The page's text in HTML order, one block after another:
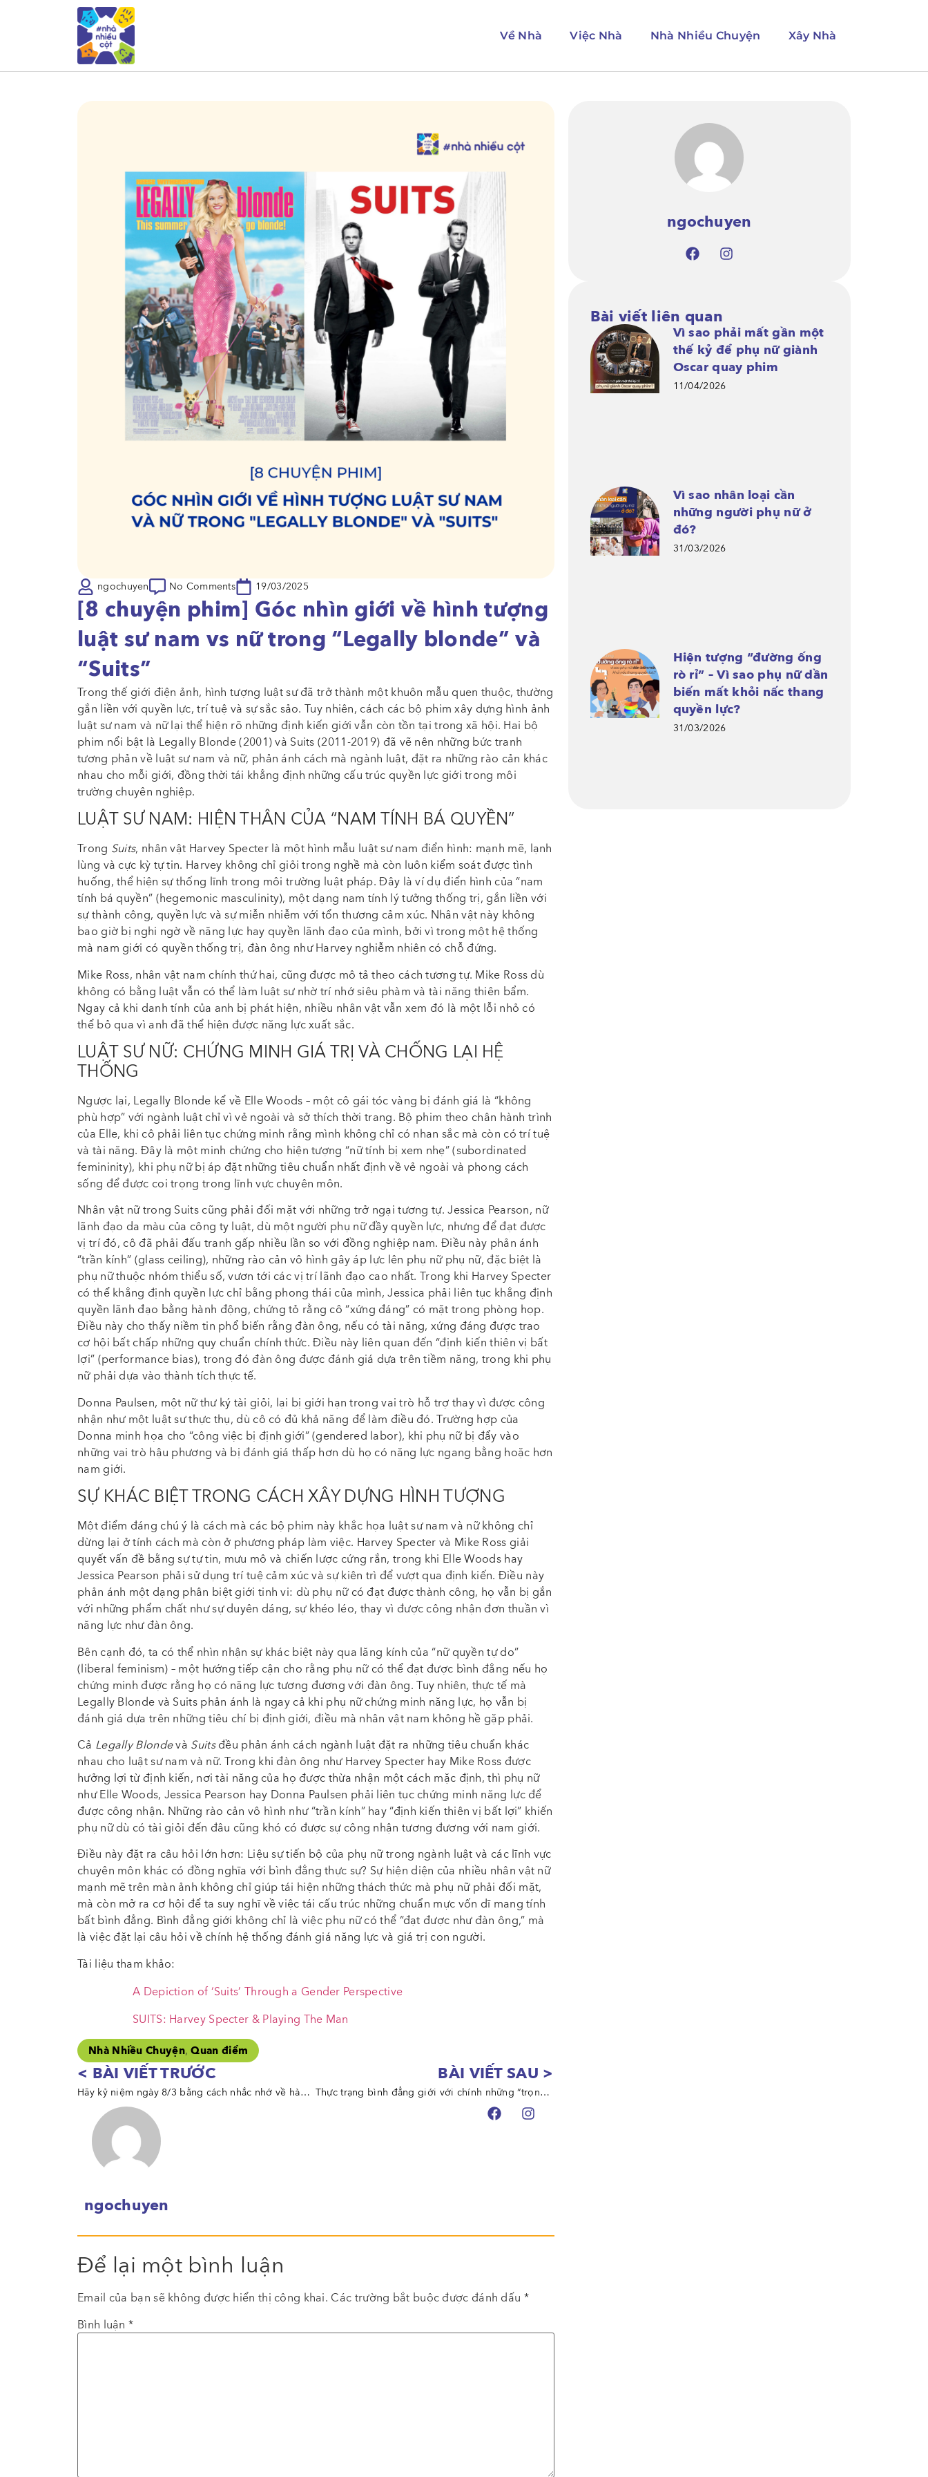
Về Nhà Việc Nhà Nhà Nhiều Chuyện Xây Nhà
ngochuyen No Comments 19/03/2025
[8 chuyện phim] Góc nhìn giới về hình tượng
luật sư nam vs nữ trong “Legally blonde” và
“Suits”
Trong thế giới điện ảnh, hình tượng luật sư đã trở thành một khuôn mẫu quen thuộc, thường
gắn liền với quyền lực, trí tuệ và sự sắc sảo. Tuy nhiên, cách các bộ phim xây dựng hình ảnh
luật sư nam và nữ lại thể hiện rõ những định kiến giới vẫn còn tồn tại trong xã hội. Hai bộ
phim nổi bật là Legally Blonde (2001) và Suits (2011-2019) đã vẽ nên những bức tranh
tương phản về luật sư nam và nữ, phản ánh cách mà ngành luật, đặt ra những rào cản khác
nhau cho mỗi giới, đồng thời tái khẳng định những cấu trúc quyền lực giới trong môi
trường chuyên nghiệp.
LUẬT SƯ NAM: HIỆN THÂN CỦA “NAM TÍNH BÁ QUYỀN”
Trong Suits, nhân vật Harvey Specter là một hình mẫu luật sư nam điển hình: mạnh mẽ, lạnh
lùng và cực kỳ tự tin. Harvey không chỉ giỏi trong nghề mà còn luôn kiểm soát được tình
huống, thể hiện sự thống lĩnh trong môi trường luật pháp. Đây là ví dụ điển hình của “nam
tính bá quyền” (hegemonic masculinity), một dạng nam tính lý tưởng thống trị, gắn liền với
sự thành công, quyền lực và sự miễn nhiễm với tổn thương cảm xúc. Nhân vật này không
bao giờ bị nghi ngờ về năng lực hay quyền lãnh đạo của mình, bởi vì trong một hệ thống
mà nam giới có quyền thống trị, đàn ông như Harvey nghiễm nhiên có chỗ đứng.
Mike Ross, nhân vật nam chính thứ hai, cũng được mô tả theo cách tương tự. Mike Ross dù
không có bằng luật vẫn có thể làm luật sư nhờ trí nhớ siêu phàm và tài năng thiên bẩm.
Ngay cả khi danh tính của anh bị phát hiện, nhiều nhân vật vẫn xem đó là một lỗi nhỏ có
thể bỏ qua vì anh đã thể hiện được năng lực xuất sắc.
LUẬT SƯ NỮ: CHỨNG MINH GIÁ TRỊ VÀ CHỐNG LẠI HỆ
THỐNG
Ngược lại, Legally Blonde kể về Elle Woods – một cô gái tóc vàng bị đánh giá là “không
phù hợp” với ngành luật chỉ vì vẻ ngoài và sở thích thời trang. Bộ phim theo chân hành trình
của Elle, khi cô phải liên tục chứng minh rằng mình không chỉ có nhan sắc mà còn có trí tuệ
và tài năng. Đây là một minh chứng cho hiện tượng “nữ tính bị xem nhẹ” (subordinated
femininity), khi phụ nữ bị áp đặt những tiêu chuẩn nhất định về vẻ ngoài và phong cách
sống để được coi trọng trong lĩnh vực chuyên môn.
Nhân vật nữ trong Suits cũng phải đối mặt với những trở ngại tương tự. Jessica Pearson, nữ
lãnh đạo da màu của công ty luật, dù một người phụ nữ đầy quyền lực, nhưng để đạt được
vị trí đó, cô đã phải đấu tranh gấp nhiều lần so với đồng nghiệp nam. Điều này phản ánh
“trần kính” (glass ceiling), những rào cản vô hình gây áp lực lên phụ nữ phụ nữ, đặc biệt là
phụ nữ thuộc nhóm thiểu số, vươn tới các vị trí lãnh đạo cao nhất. Trong khi Harvey Specter
có thể khẳng định quyền lực chỉ bằng phong thái của mình, Jessica phải liên tục khẳng định
quyền lãnh đạo bằng hành động, chứng tỏ rằng cô “xứng đáng” có mặt trong phòng họp.
Điều này cho thấy niềm tin phổ biến rằng đàn ông, nếu có tài năng, xứng đáng được trao
cơ hội bất chấp những quy chuẩn chính thức. Điều này liên quan đến “định kiến thiên vị bất
lợi” (performance bias), trong đó đàn ông được đánh giá dựa trên tiềm năng, trong khi phụ
nữ phải dựa vào thành tích thực tế.
Donna Paulsen, một nữ thư ký tài giỏi, lại bị giới hạn trong vai trò hỗ trợ thay vì được công
nhận như một luật sư thực thụ, dù cô có đủ khả năng để làm điều đó. Trường hợp của
Donna minh họa cho “công việc bị định giới” (gendered labor), khi phụ nữ bị đẩy vào
những vai trò hậu phương và bị đánh giá thấp hơn dù họ có năng lực ngang bằng hoặc hơn
nam giới.
SỰ KHÁC BIỆT TRONG CÁCH XÂY DỰNG HÌNH TƯỢNG
Một điểm đáng chú ý là cách mà các bộ phim này khắc họa luật sư nam và nữ không chỉ
dừng lại ở tính cách mà còn ở phương pháp làm việc. Harvey Specter và Mike Ross giải
quyết vấn đề bằng sự tự tin, mưu mô và chiến lược cứng rắn, trong khi Elle Woods hay
Jessica Pearson phải sử dụng trí tuệ cảm xúc và sự kiên trì để vượt qua định kiến. Điều này
phản ánh một dạng phân biệt giới tinh vi: dù phụ nữ có đạt được thành công, họ vẫn bị gắn
với những phẩm chất như sự duyên dáng, sự khéo léo, thay vì được công nhận đơn thuần vì
năng lực như đàn ông.
Bên cạnh đó, ta có thể nhìn nhận sự khác biệt này qua lăng kính của “nữ quyền tự do”
(liberal feminism) – một hướng tiếp cận cho rằng phụ nữ có thể đạt được bình đẳng nếu họ
chứng minh được rằng họ có năng lực tương đương với đàn ông. Tuy nhiên, thực tế mà
Legally Blonde và Suits phản ánh là ngay cả khi phụ nữ chứng minh năng lực, họ vẫn bị
đánh giá dựa trên những tiêu chí bị định giới, điều mà nhân vật nam không hề gặp phải.
Cả Legally Blondevà Suitsđều phản ánh cách ngành luật đặt ra những tiêu chuẩn khác
nhau cho luật sư nam và nữ. Trong khi đàn ông như Harvey Specter hay Mike Ross được
hưởng lợi từ định kiến, nơi tài năng của họ được thừa nhận một cách mặc định, thì phụ nữ
như Elle Woods, Jessica Pearson hay Donna Paulsen phải liên tục chứng minh năng lực để
được công nhận. Những rào cản vô hình như “trần kính” hay “định kiến thiên vị bất lợi” khiến
phụ nữ dù có tài giỏi đến đâu cũng khó có được sự công nhận tương đương với nam giới.
Điều này đặt ra câu hỏi lớn hơn: Liệu sự tiến bộ của phụ nữ trong ngành luật và các lĩnh vực
chuyên môn khác có đồng nghĩa với bình đẳng thực sự? Sự hiện diện của nhiều nhân vật nữ
mạnh mẽ trên màn ảnh không chỉ giúp tái hiện những thách thức mà phụ nữ phải đối mặt,
mà còn mở ra cơ hội để ta suy nghĩ về việc tái cấu trúc những chuẩn mực vốn dĩ mang tính
bất bình đẳng. Bình đẳng giới không chỉ là việc phụ nữ có thể “đạt được như đàn ông,” mà
là việc đặt lại câu hỏi về chính hệ thống đánh giá năng lực và giá trị con người.
Tài liệu tham khảo:
A Depiction of ‘Suits’ Through a Gender Perspective
SUITS: Harvey Specter & Playing The Man
Nhà Nhiều Chuyện, Quan điểm
< BÀI VIẾT TRƯỚC
Hãy kỷ niệm ngày 8/3 bằng cách nhắc nhớ về hành trình đấu tranh cho bình đẳng đã qua và chưa bao giờ kết thúc
BÀI VIẾT SAU >
Thực trạng bình đẳng giới với chính những “trọng tài công lý” đang thế nào?
ngochuyen
Để lại một bình luận
Email của bạn sẽ không được hiển thị công khai. Các trường bắt buộc được đánh dấu *
Bình luận *
ngochuyen
Bài viết liên quan
Vì sao phải mất gần một
thế kỷ để phụ nữ giành
Oscar quay phim
11/04/2026
Vì sao nhân loại cần
những người phụ nữ ở
đó?
31/03/2026
Hiện tượng “đường ống
rò rỉ” – Vì sao phụ nữ dần
biến mất khỏi nấc thang
quyền lực?
31/03/2026